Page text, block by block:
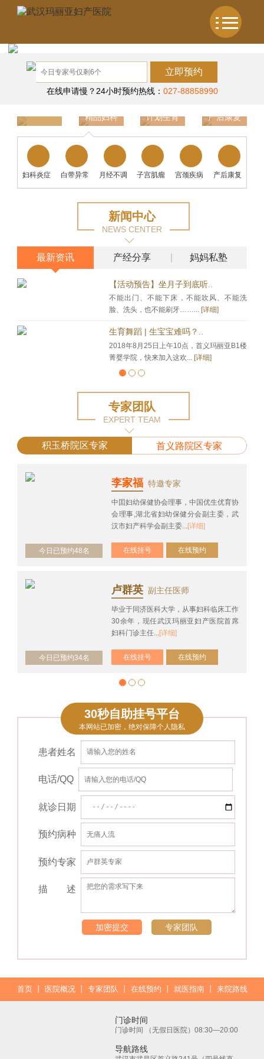
立即预约
在线申请慢？24小时预约热线： 027-88858990
温馨产科
精品妇科 计划生育 产后康复
妇科炎症 白带异常 月经不调 子宫肌瘤 宫颈疾病 产后康复
新闻中心
NEWS CENTER
最新资讯 产经分享 妈妈私塾
【活动预告】坐月子到底听..
不能出门、不能下床，不能吹风、不能洗
脸、洗头，也不能刷牙……... [详细]
生育舞蹈 | 生宝宝难吗？..
2018年8月25日上午10点，首义玛丽亚B1楼
菁婴学院，快来加入这欢...
[详细]
专家团队
EXPERT TEAM
积玉桥院区专家 首义路院区专家
今日已预约48名
李家福 特邀专家
中囯妇幼保健协会理事，中国优生优育协
会理事,湖北省妇幼保健分会副主委，武
汉市妇产科学会副主委... [详细]
在线挂号 在线预约
今日已预约34名
卢群英 副主任医师
毕业于同济医科大学，从事妇科临床工作
30余年，现任武汉玛丽亚妇产医院首席
妇科门诊主任... [详细]
在线挂号 在线预约
30秒自助挂号平台
本网站已加密，绝对保障个人隐私
患者姓名
电话/QQ
就诊日期
预约病种
预约专家
描 述
加密提交 专家团队
首页丨 医院概况丨 专家团队 在线预约 就医指南丨 来院路线
门诊时间
门诊时间 （无假日医院）08:30—20:00
导航路线